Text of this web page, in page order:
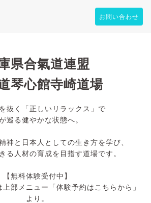
お問い合わせ
県合氣道連盟
琴心館寺崎道場
抜く「正しいリラックス」で
巡る健やかな状態へ。
神と日本人としての生き方を学び、
る人材の育成を目指す道場です。
【無料体験受付中】
部メニュー「体験予約はこちらから」
より。